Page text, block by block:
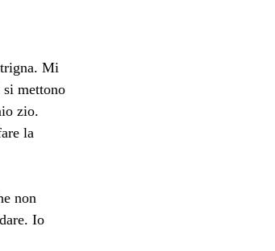
Mi
mettono
zio.
la
non
Io